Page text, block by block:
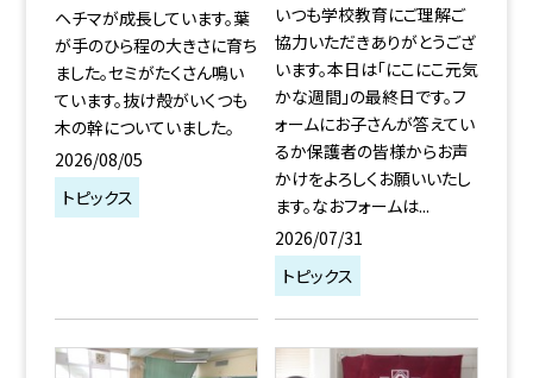
ヘチマが成長しています。葉
が手のひら程の大きさに育ち
ました。セミがたくさん鳴い
ています。抜け殻がいくつも
木の幹についていました。
2026/08/05
トピックス
いつも学校教育にご理解ご
協力いただきありがとうござ
います。本日は「にこにこ元気
かな週間」の最終日です。フ
ォームにお子さんが答えてい
るか保護者の皆様からお声
かけをよろしくお願いいたし
ます。なおフォームは...
2026/07/31
トピックス